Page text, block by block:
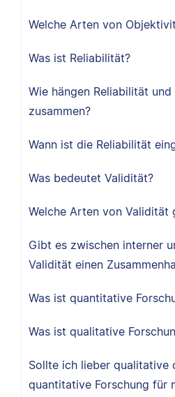
Welche Arten von
Was ist Reliabilität?
Wie hängen Reliabilität
zusammen?
Wann ist die Reliabilität
Was bedeutet Validität?
Welche Arten von Validität
Gibt es zwischen interner
Validität einen
Was ist quantitative
Was ist qualitative
Sollte ich lieber qualitative
quantitative Forschung für